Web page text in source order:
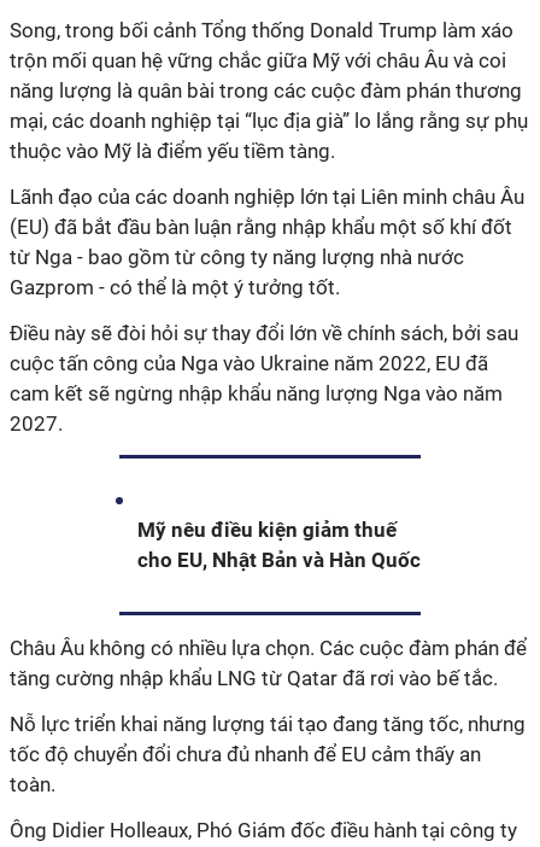
Song, trong bối cảnh Tổng thống Donald Trump làm xáo
trộn mối quan hệ vững chắc giữa Mỹ với châu Âu và coi
năng lượng là quân bài trong các cuộc đàm phán thương
mại, các doanh nghiệp tại “lục địa già” lo lắng rằng sự phụ
thuộc vào Mỹ là điểm yếu tiềm tàng.
Lãnh đạo của các doanh nghiệp lớn tại Liên minh châu Âu
(EU) đã bắt đầu bàn luận rằng nhập khẩu một số khí đốt
từ Nga - bao gồm từ công ty năng lượng nhà nước
Gazprom - có thể là một ý tưởng tốt.
Điều này sẽ đòi hỏi sự thay đổi lớn về chính sách, bởi sau
cuộc tấn công của Nga vào Ukraine năm 2022, EU đã
cam kết sẽ ngừng nhập khẩu năng lượng Nga vào năm
2027.
Mỹ nêu điều kiện giảm thuế
cho EU, Nhật Bản và Hàn Quốc
Châu Âu không có nhiều lựa chọn. Các cuộc đàm phán để
tăng cường nhập khẩu LNG từ Qatar đã rơi vào bế tắc.
Nỗ lực triển khai năng lượng tái tạo đang tăng tốc, nhưng
tốc độ chuyển đổi chưa đủ nhanh để EU cảm thấy an
toàn.
Ông Didier Holleaux, Phó Giám đốc điều hành tại công ty